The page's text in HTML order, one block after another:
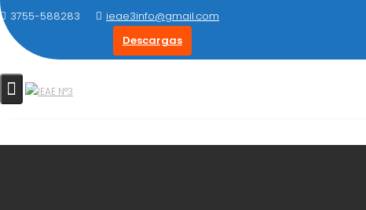
Saltar
al
contenido
3755-588283
ieae3info@gmail.com
Descargas